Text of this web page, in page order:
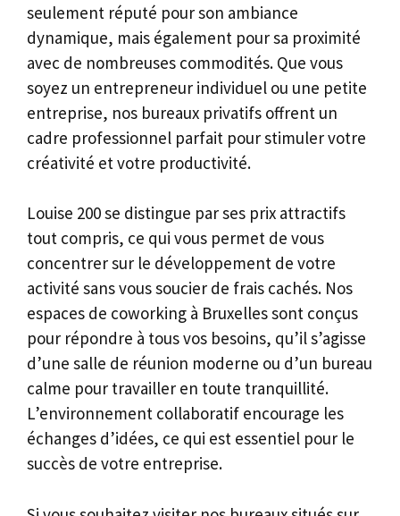
seulement réputé pour son ambiance
dynamique, mais également pour sa proximité
avec de nombreuses commodités. Que vous
soyez un entrepreneur individuel ou une petite
entreprise, nos bureaux privatifs offrent un
cadre professionnel parfait pour stimuler votre
créativité et votre productivité.
Louise 200 se distingue par ses prix attractifs
tout compris, ce qui vous permet de vous
concentrer sur le développement de votre
activité sans vous soucier de frais cachés. Nos
espaces de coworking à Bruxelles sont conçus
pour répondre à tous vos besoins, qu’il s’agisse
d’une salle de réunion moderne ou d’un bureau
calme pour travailler en toute tranquillité.
L’environnement collaboratif encourage les
échanges d’idées, ce qui est essentiel pour le
succès de votre entreprise.